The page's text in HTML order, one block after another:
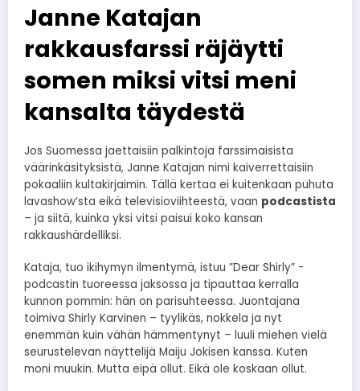
Janne Katajan
rakkausfarssi räjäytti
somen miksi vitsi meni
kansalta täydestä
Jos Suomessa jaettaisiin palkintoja farssimaisista
väärinkäsityksistä, Janne Katajan nimi kaiverrettaisiin
pokaaliin kultakirjaimin. Tällä kertaa ei kuitenkaan puhuta
lavashow’sta eikä televisioviihteestä, vaan podcastista
– ja siitä, kuinka yksi vitsi paisui koko kansan
rakkaushärdelliksi.
Kataja, tuo ikihymyn ilmentymä, istuu ”Dear Shirly” -
podcastin tuoreessa jaksossa ja tipauttaa kerralla
kunnon pommin: hän on parisuhteessa. Juontajana
toimiva Shirly Karvinen – tyylikäs, nokkela ja nyt
enemmän kuin vähän hämmentynyt – luuli miehen vielä
seurustelevan näyttelijä Maiju Jokisen kanssa. Kuten
moni muukin. Mutta eipä ollut. Eikä ole koskaan ollut.